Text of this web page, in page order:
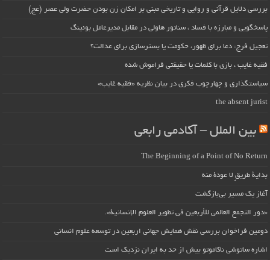
بررسی دلایل قرآنی و روایی و تاریخی مبنی بر امکان زن بودن حضرت ولی عصر (عج)
پاسخگویی و مبارزه با فساد ، سناتور هاولی در مقابل مدیرعامل بوئینگ
تعجیل فرج: دعا برای ظهور، حکومت یا بسترسازی برای عدالت؟
فقیه غایب ، بازی با کلمات یا حقیقتی فراموش شده
سیاستگذاری و چهارچوب فکری در بیان نظریه «فقیه غایب»
the absent jurist
بین الملل – آکادمی رابعی
The Beginning of a Point of No Return
بداية طريقٍ لا عودة منه
آغاز یک مسیر بی‌بازگشت
«دور التجمع العالمي للأربعين في تطوير العلوم الإنسانية».
دومین فراخوان بررسی نقش همایش جهانی اربعین در توسعه علوم انسانی
اشاره ساتوشی ناکاموتو بیش از حد به ایران نزدیک است